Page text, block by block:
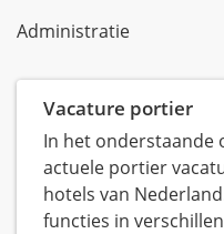
Administratie
Vacature portier
In het onderstaande
actuele portier
hotels van
functies in